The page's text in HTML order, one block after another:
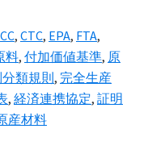
CC, CTC, EPA, FTA,
料, 付加価値基準, 原
類規則, 完全生産
, 経済連携協定, 証明
産材料